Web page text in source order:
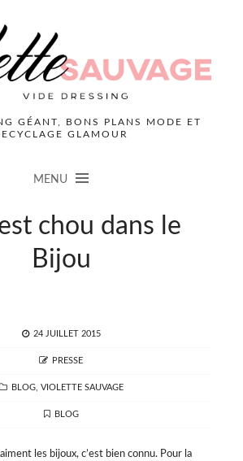
GÉANT, BONS PLANS MODE ET
GLAMOUR
MENU
chou dans le
Bijou
POSTED
24 JUILLET 2015
AUTHOR
PRESSE
CATEGORIES
BLOG, VIOLETTE SAUVAGE
TAGS
BLOG
les bijoux, c’est bien connu. Pour la